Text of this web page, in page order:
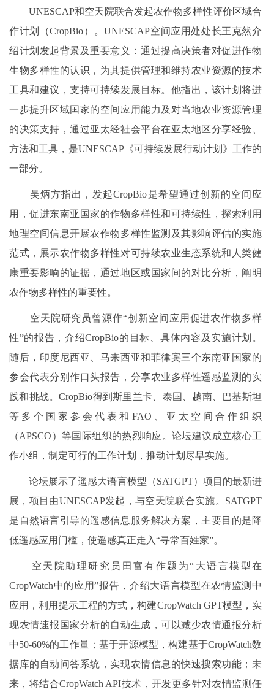
UNESCAP和空天院联合发起农作物多样性评价区域合
作计划（CropBio）。UNESCAP空间应用处处长王克然介
绍计划发起背景及重要意义：通过提高决策者对促进作物
生物多样性的认识，为其提供管理和维持农业资源的技术
工具和建议，支持可持续发展目标。他指出，该计划将进
一步提升区域国家的空间应用能力及对当地农业资源管理
的决策支持，通过亚太经社会平台在亚太地区分享经验、
方法和工具，是UNESCAP《可持续发展行动计划》工作的
一部分。
吴炳方指出，发起CropBio是希望通过创新的空间应
用，促进东南亚国家的作物多样性和可持续性，探索利用
地理空间信息开展农作物多样性监测及其影响评估的实施
范式，展示农作物多样性对可持续农业生态系统和人类健
康重要影响的证据，通过地区或国家间的对比分析，阐明
农作物多样性的重要性。
空天院研究员曾源作“创新空间应用促进农作物多样
性”的报告，介绍CropBio的目标、具体内容及实施计划。
随后，印度尼西亚、马来西亚和菲律宾三个东南亚国家的
参会代表分别作口头报告，分享农业多样性遥感监测的实
践和挑战。CropBio得到斯里兰卡、泰国、越南、巴基斯坦
等多个国家参会代表和FAO、亚太空间合作组织
（APSCO）等国际组织的热烈响应。论坛建议成立核心工
作小组，制定可行的工作计划，推动计划尽早实施。
论坛展示了遥感大语言模型（SATGPT）项目的最新进
展，项目由UNESCAP发起，与空天院联合实施。SATGPT
是自然语言引导的遥感信息服务解决方案，主要目的是降
低遥感应用门槛，使遥感真正走入“寻常百姓家”。
空天院助理研究员田富有作题为“大语言模型在
CropWatch中的应用”报告，介绍大语言模型在农情监测中
应用，利用提示工程的方式，构建CropWatch GPT模型，实
现农情速报国家分析的自动生成，可以减少农情通报分析
中50-60%的工作量；基于开源模型，构建基于CropWatch数
据库的自动问答系统，实现农情信息的快速搜索功能；未
来，将结合CropWatch API技术，开发更多针对农情监测任